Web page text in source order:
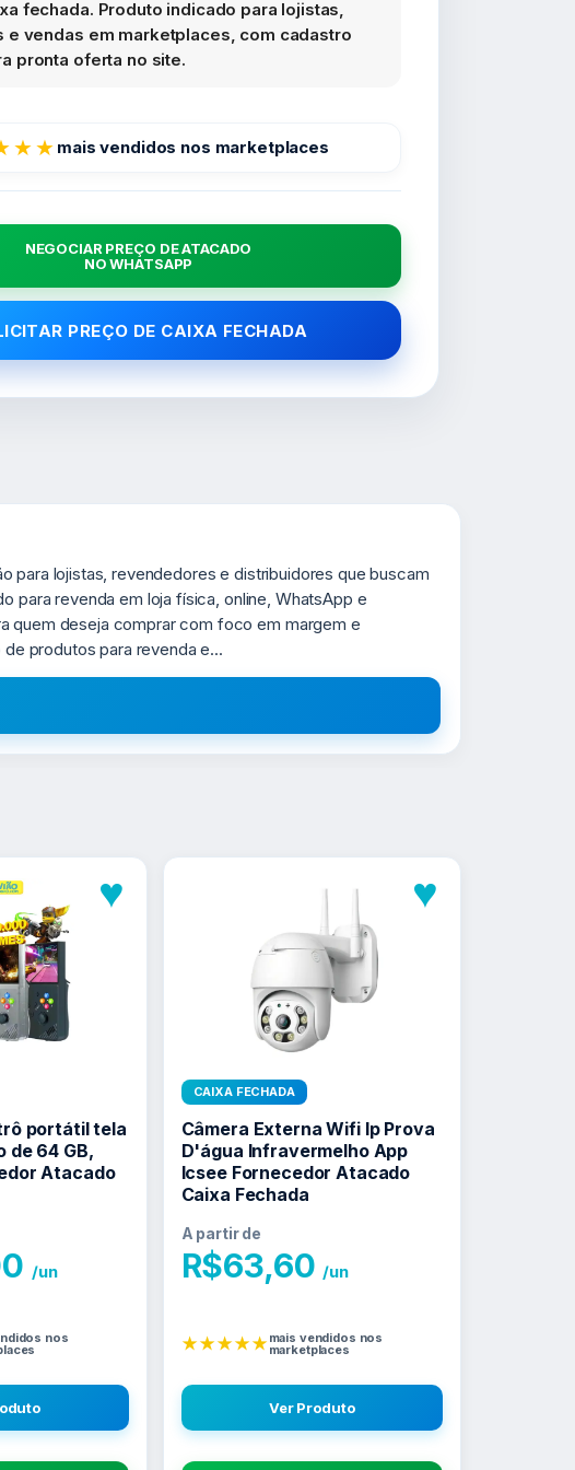
fechada. Produto indicado para lojistas,
e vendas em marketplaces, com cadastro
pronta oferta no site.
mais vendidos nos marketplaces
NEGOCIAR PREÇO DE ATACADO
NO WHATSAPP
PREÇO DE CAIXA FECHADA
para lojistas, revendedores e distribuidores que buscam
para revenda em loja física, online, WhatsApp e
quem deseja comprar com foco em margem e
produtos para revenda e...
♥
portátil tela
de 64 GB,
Atacado
/un
nos
♥
CAIXA FECHADA
Câmera Externa Wifi Ip Prova
D'água Infravermelho App
Icsee Fornecedor Atacado
Caixa Fechada
A partir de
R$63,60 /un
★★★★★mais vendidos nos
marketplaces
Ver Produto